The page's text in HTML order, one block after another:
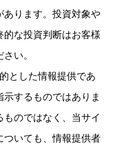
あります。投資対象や
な投資判断はお客様
い。
とした情報提供であ
するものではありま
のではなく、当サイ
ついても、情報提供者